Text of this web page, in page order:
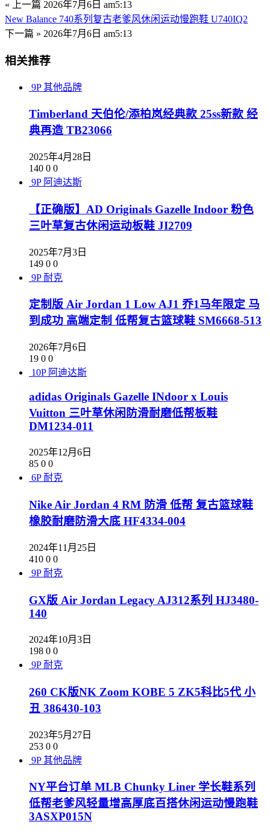
« 上一篇 2026年7月6日 am5:13
New Balance 740系列复古老爹风休闲运动慢跑鞋 U740IQ2
下一篇 » 2026年7月6日 am5:13
相关推荐
9P 其他品牌
Timberland 天伯伦/添柏岚经典款 25ss新款 经
典再造 TB23066
2025年4月28日
140 0 0
9P 阿迪达斯
【正确版】AD Originals Gazelle Indoor 粉色
三叶草复古休闲运动板鞋 JI2709
2025年7月3日
149 0 0
9P 耐克
定制版 Air Jordan 1 Low AJ1 乔1马年限定 马
到成功 高端定制 低帮复古篮球鞋 SM6668-513
2026年7月6日
19 0 0
10P 阿迪达斯
adidas Originals Gazelle INdoor x Louis
Vuitton 三叶草休闲防滑耐磨低帮板鞋
DM1234-011
2025年12月6日
85 0 0
6P 耐克
Nike Air Jordan 4 RM 防滑 低帮 复古篮球鞋
橡胶耐磨防滑大底 HF4334-004
2024年11月25日
410 0 0
9P 耐克
GX版 Air Jordan Legacy AJ312系列 HJ3480-
140
2024年10月3日
198 0 0
9P 耐克
260 CK版NK Zoom KOBE 5 ZK5科比5代 小
丑 386430-103
2023年5月27日
253 0 0
9P 其他品牌
NY平台订单 MLB Chunky Liner 学长鞋系列
低帮老爹风轻量增高厚底百搭休闲运动慢跑鞋
3ASXP015N